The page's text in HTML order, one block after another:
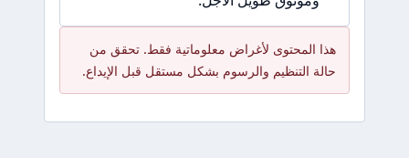
هذا المحتوى لأغراض معلوماتية فقط. تحقق من
حالة التنظيم والرسوم بشكل مستقل قبل الإيداع.